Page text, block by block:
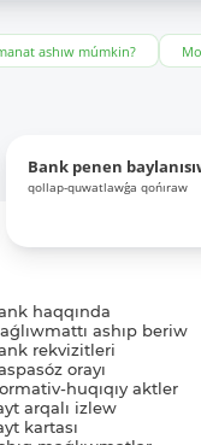
ashıw múmkin?
Bank penen
qollap-quwatlawǵa qońıraw
haqqında
ashıp beriw
rekvizitleri
orayı
huqıqıy aktler
arqalı izlew
kartası